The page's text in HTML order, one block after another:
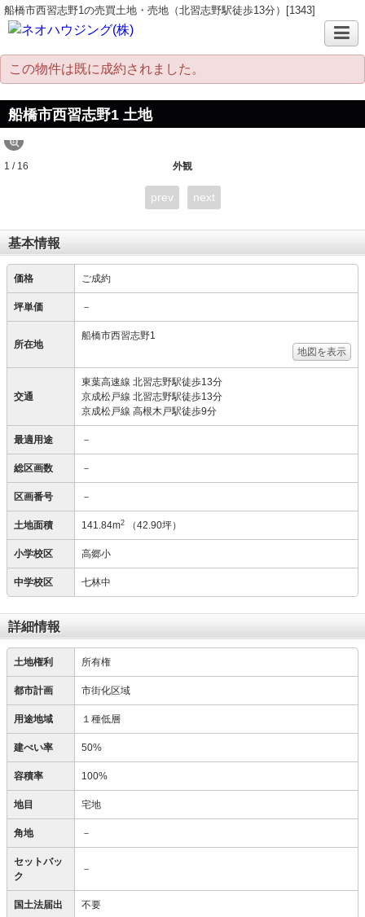
船橋市西習志野1の売買土地・売地（北習志野駅徒歩13分）[1343]
この物件は既に成約されました。
船橋市西習志野1 土地
外観
1 / 16
prev next
基本情報
価格 ご成約
坪単価 －
所在地
船橋市西習志野1
地図を表示
交通
東葉高速線 北習志野駅徒歩13分
京成松戸線 北習志野駅徒歩13分
京成松戸線 高根木戸駅徒歩9分
最適用途 －
総区画数 －
区画番号 －
土地面積 141.84m2 （42.90坪）
小学校区 高郷小
中学校区 七林中
詳細情報
土地権利 所有権
都市計画 市街化区域
用途地域 １種低層
建ぺい率 50%
容積率 100%
地目 宅地
角地 －
セットバッ
ク
－
国土法届出 不要